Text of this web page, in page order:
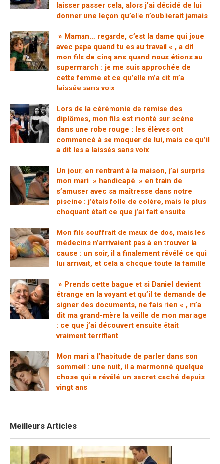
laisser passer cela, alors j’ai décidé de lui
donner une leçon qu’elle n’oublierait jamais
» Maman… regarde, c’est la dame qui joue
avec papa quand tu es au travail « , a dit
mon fils de cinq ans quand nous étions au
supermarch : je me suis approchée de
cette femme et ce qu’elle m’a dit m’a
laissée sans voix
Lors de la cérémonie de remise des
diplômes, mon fils est monté sur scène
dans une robe rouge : les élèves ont
commencé à se moquer de lui, mais ce qu’il
a dit les a laissés sans voix
Un jour, en rentrant à la maison, j’ai surpris
mon mari » handicapé » en train de
s’amuser avec sa maîtresse dans notre
piscine : j’étais folle de colère, mais le plus
choquant était ce que j’ai fait ensuite
Mon fils souffrait de maux de dos, mais les
médecins n’arrivaient pas à en trouver la
cause : un soir, il a finalement révélé ce qui
lui arrivait, et cela a choqué toute la famille
» Prends cette bague et si Daniel devient
étrange en la voyant et qu’il te demande de
signer des documents, ne fais rien « , m’a
dit ma grand-mère la veille de mon mariage
: ce que j’ai découvert ensuite était
vraiment terrifiant
Mon mari a l’habitude de parler dans son
sommeil : une nuit, il a marmonné quelque
chose qui a révélé un secret caché depuis
vingt ans
Meilleurs Articles